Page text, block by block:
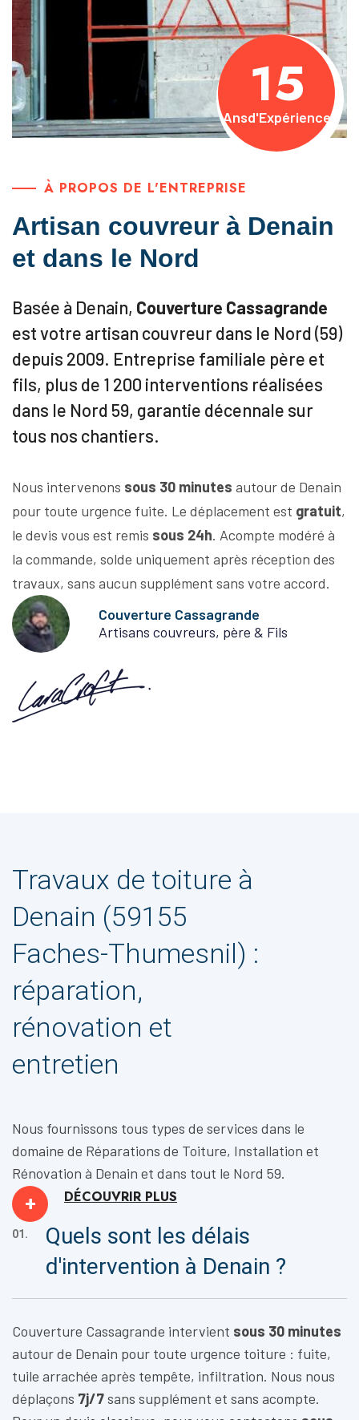
15
Ansd'Expérience
À PROPOS DE L'ENTREPRISE
Artisan couvreur à Denain
et dans le Nord
Basée à Denain, Couverture Cassagrande
est votre artisan couvreur dans le Nord (59)
depuis 2009. Entreprise familiale père et
fils, plus de 1 200 interventions réalisées
dans le Nord 59, garantie décennale sur
tous nos chantiers.
Nous intervenons sous 30 minutes autour de Denain
pour toute urgence fuite. Le déplacement est gratuit,
le devis vous est remis sous 24h. Acompte modéré à
la commande, solde uniquement après réception des
travaux, sans aucun supplément sans votre accord.
Couverture Cassagrande
Artisans couvreurs, père & Fils
Travaux de toiture à
Denain (59155
Faches-Thumesnil) :
réparation,
rénovation et
entretien
Nous fournissons tous types de services dans le
domaine de Réparations de Toiture, Installation et
Rénovation à Denain et dans tout le Nord 59.
+ DÉCOUVRIR PLUS
01.
Quels sont les délais
d'intervention à Denain ?
Couverture Cassagrande intervient sous 30 minutes
autour de Denain pour toute urgence toiture : fuite,
tuile arrachée après tempête, infiltration. Nous nous
déplaçons 7j/7sans supplément et sans acompte.